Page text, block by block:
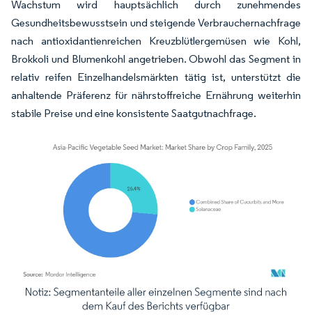
Wachstum wird hauptsächlich durch zunehmendes
Gesundheitsbewusstsein und steigende Verbrauchernachfrage
nach antioxidantienreichen Kreuzblütlergemüsen wie Kohl,
Brokkoli und Blumenkohl angetrieben. Obwohl das Segment in
relativ reifen Einzelhandelsmärkten tätig ist, unterstützt die
anhaltende Präferenz für nährstoffreiche Ernährung weiterhin
stabile Preise und eine konsistente Saatgutnachfrage.
Bild © Mordor Intelligence. Wiederverwendung erfordert Namensnennung